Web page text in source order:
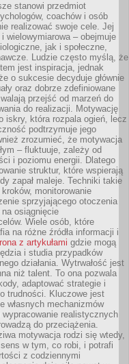
stanowi przedmiot
coachów i osób
realizować swoje cele. Jej
wielowymiarowa – obejmuje
jak i społeczne,
Ludzie często myślą, że
jest inspiracja, jednak
o sukcesie decyduje głównie
oraz dobrze zdefiniowane
przejść od marzeń do
do realizacji. Motywację
iskry, która rozpala ogień, lecz
podtrzymuje jego
zrozumieć, że motywacja
– fluktuuje, zależy od
i poziomu energii. Dlatego
struktur, które wspierają
zapał maleje. Techniki takie
monitorowanie
sprzyjającego otoczenia
osiągnięcie
Wiele osób, które
na różne źródła informacji i
z artykułami gdzie mogą
i studia przypadków
działania. Wytrwałość jest
niż talent. To ona pozwala
adaptować strategie i
trudności. Kluczowe jest
własnych mechanizmów
realistycznych
do przeciążenia.
motywacja rodzi się wtedy,
w tym, co robi, i potrafi
z codziennymi